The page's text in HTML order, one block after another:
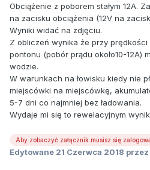
Obciążenie z poborem stałym 12A.
na zacisku obciążenia (12V na
Wyniki widać na zdjęciu.
Z obliczeń wynika że przy prędkości
pontonu (pobór prądu około10-12A)
wodzie.
W warunkach na łowisku kiedy nie
miejscówki na miejscówkę,
5-7 dni co najmniej bez ładowania.
Wydaje mi się to rewelacyjnym
Aby zobaczyć załącznik musisz się
Edytowane 21 Czerwca 2018 przez